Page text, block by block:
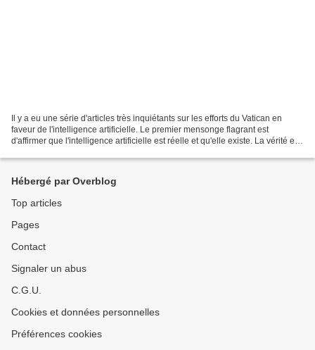
Il y a eu une série d'articles très inquiétants sur les efforts du Vatican en
faveur de l'intelligence artificielle. Le premier mensonge flagrant est
d'affirmer que l'intelligence artificielle est réelle et qu'elle existe. La vérité est
Hébergé par Overblog
Top articles
Pages
Contact
Signaler un abus
C.G.U.
Cookies et données personnelles
Préférences cookies